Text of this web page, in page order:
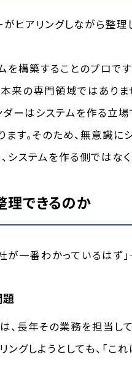
がヒアリングしながら整
を構築することのプロで
来の専門領域ではありま
ダーはシステムを作る立
ます。そのため、無意識
システムを作る側ではな
理できるのか
が一番わかっているはず
、長年その業務を担当し
グしようとしても、「こ